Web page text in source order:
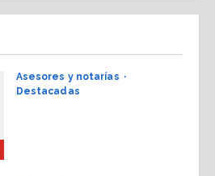
Asesores y notarías
Destacadas